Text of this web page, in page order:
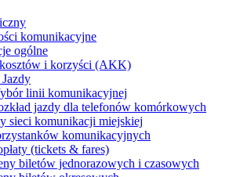
komunikacyjne
ogólne
i korzyści (AKK)
Jazdy
linii komunikacyjnej
jazdy dla telefonów komórkowych
sieci komunikacji miejskiej
komunikacyjnych
(tickets & fares)
biletów jednorazowych i czasowych